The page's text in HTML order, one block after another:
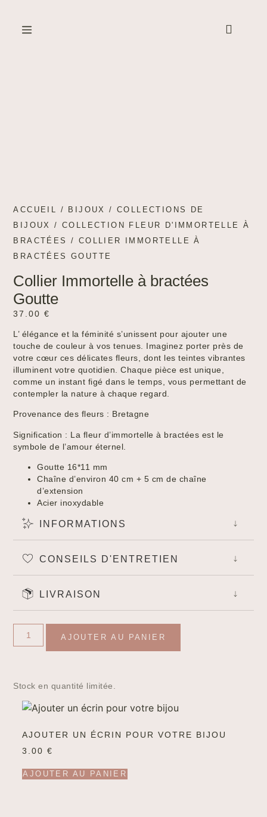
ACCUEIL / BIJOUX /COLLECTIONS DE
BIJOUX
/ COLLECTION FLEUR D'IMMORTELLE À
BRACTÉES
/ COLLIER IMMORTELLE À
BRACTÉES GOUTTE
Collier Immortelle à bractées
Goutte
37.00€
L’ élégance et la féminité s’unissent pour ajouter une
touche de couleur à vos tenues. Imaginez porter près de
votre cœur ces délicates fleurs, dont les teintes vibrantes
illuminent votre quotidien. Chaque pièce est unique,
comme un instant figé dans le temps, vous permettant de
contempler la nature à chaque regard.
Provenance des fleurs : Bretagne
Signification : La fleur d’immortelle à bractées est le
symbole de l’amour éternel.
Goutte 16*11 mm
Chaîne d’environ 40 cm + 5 cm de chaîne
d’extension
Acier inoxydable
INFORMATIONS
CONSEILS D'ENTRETIEN
LIVRAISON
AJOUTER AU PANIER
Stock en quantité limitée.
AJOUTER UN ÉCRIN POUR VOTRE BIJOU
3.00€
AJOUTER AU PANIER